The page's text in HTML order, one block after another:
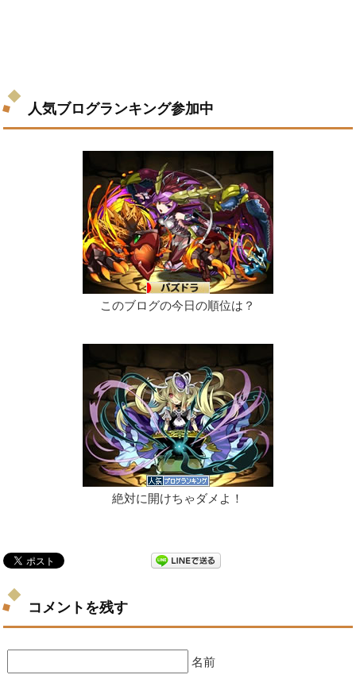
人気ブログランキング参加中
このブログの今日の順位は？
絶対に開けちゃダメよ！
コメントを残す
名前